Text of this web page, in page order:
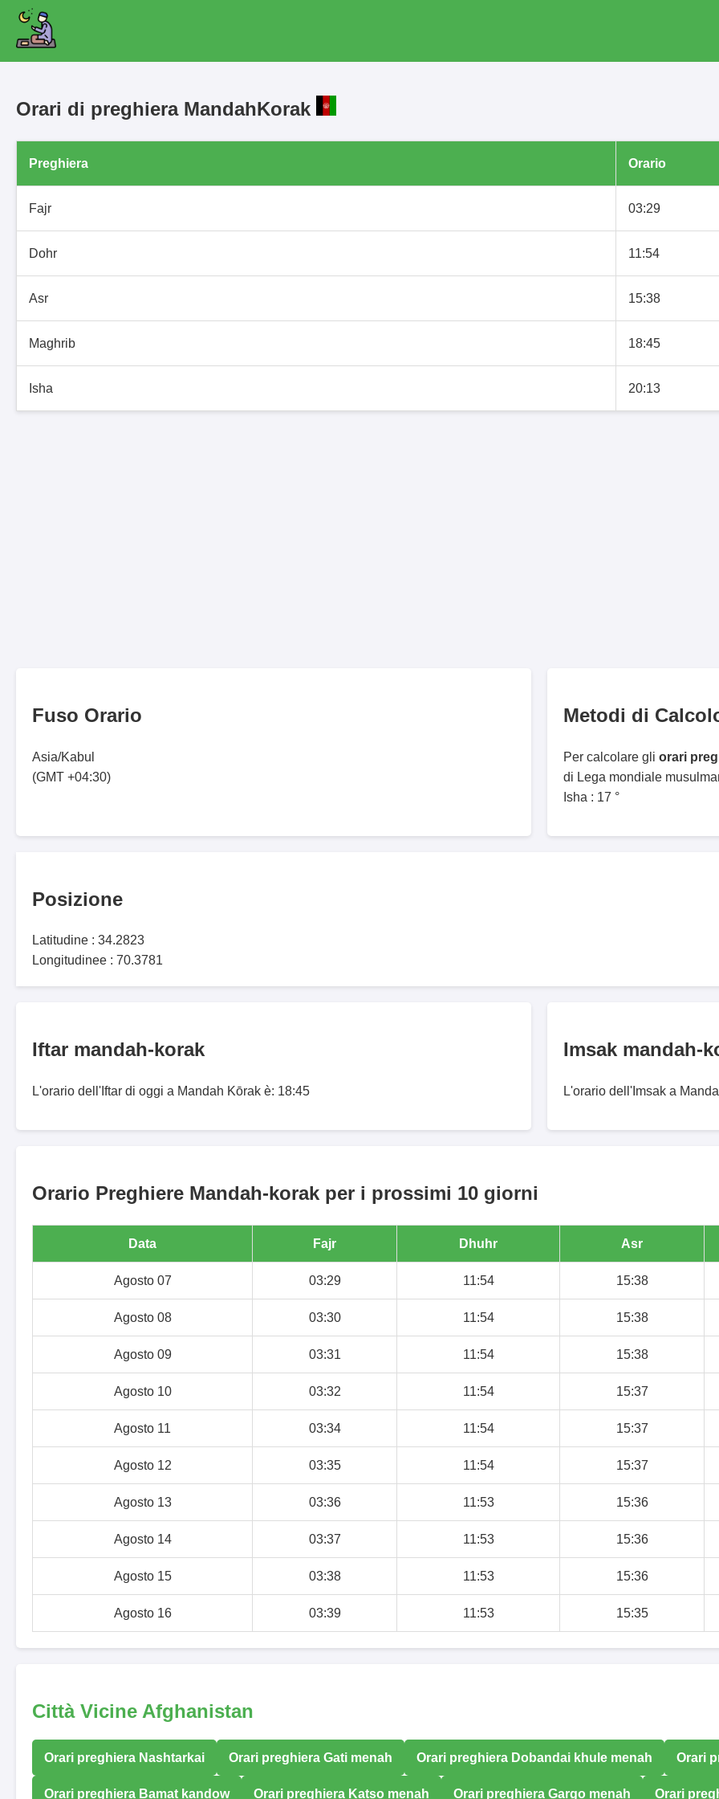
Orari di preghiera MandahKorak
Preghiera Orario
Fajr 03:29
Dohr 11:54
Asr 15:38
Maghrib 18:45
Isha 20:13
Fuso Orario
Asia/Kabul
(GMT +04:30)
Metodi di
Per calcolare gli orari
di Lega mondiale
Isha : 17 °
Posizione
Latitudine : 34.2823
Longitudinee : 70.3781
Iftar mandah-korak
L'orario dell'Iftar di oggi a Mandah Kōrak è: 18:45
Imsak mandah-
L'orario dell'Imsak a
Orario Preghiere Mandah-korak per i prossimi 10 giorni
Data Fajr Dhuhr Asr
Agosto 07 03:29 11:54 15:38
Agosto 08 03:30 11:54 15:38
Agosto 09 03:31 11:54 15:38
Agosto 10 03:32 11:54 15:37
Agosto 11 03:34 11:54 15:37
Agosto 12 03:35 11:54 15:37
Agosto 13 03:36 11:53 15:36
Agosto 14 03:37 11:53 15:36
Agosto 15 03:38 11:53 15:36
Agosto 16 03:39 11:53 15:35
Città Vicine Afghanistan
Orari preghiera Nashtarkai Orari preghiera Gati menah Orari preghiera Dobandai khule menah Orari
Orari preghiera Bamat kandow Orari preghiera Katso menah Orari preghiera Gargo menah Orari